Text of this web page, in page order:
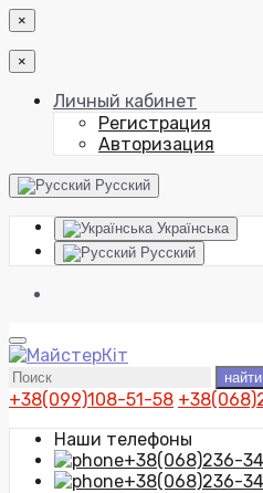
×
×
Личный кабинет
Регистрация
Авторизация
Русский
Українська
Русский
найти
+38(099)108-51-58
Наши телефоны
+38(068)236-
+38(068)236-